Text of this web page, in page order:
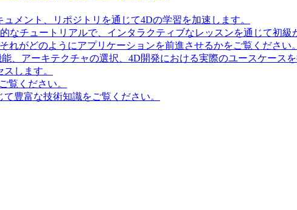
メント、リポジトリを通じて4Dの学習を加速します。
なチュートリアルで、インタラクティブなレッスンを通じて初級
れがどのようにアプリケーションを前進させるかをご覧ください。
、アーキテクチャの選択、4D開発における実際のユースケースを
します。
覧ください。
豊富な技術知識をご覧ください。